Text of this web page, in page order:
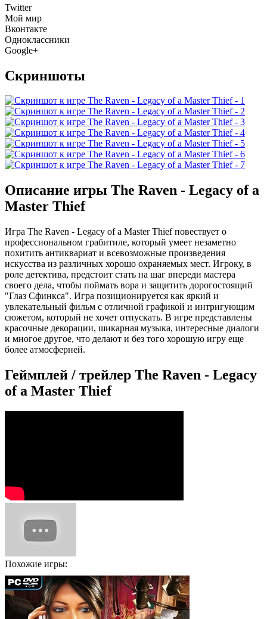
Twitter
Мой мир
Вконтакте
Одноклассники
Google+
Скриншоты
Описание игры The Raven - Legacy of a
Master Thief
Игра The Raven - Legacy of a Master Thief повествует о
профессиональном грабитиле, который умеет незаметно
похитить антиквариат и всевозможные произведения
искусства из различных хорошо охраняемых мест. Игроку, в
роле детектива, предстоит стать на шаг впереди мастера
своего дела, чтобы поймать вора и защитить дорогостоящий
"Глаз Сфинкса". Игра позиционируется как яркий и
увлекательный фильм с отличной графикой и интригующим
сюжетом, который не хочет отпускать. В игре представлены
красочные декорации, шикарная музыка, интересные диалоги
и многое другое, что делают и без того хорошую игру еще
более атмосферней.
Геймплей / трейлер The Raven - Legacy
of a Master Thief
Похожие игры: